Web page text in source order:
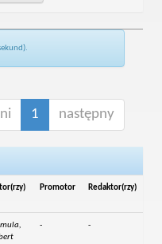
1 następny
Promotor Redaktor(rzy)
- -